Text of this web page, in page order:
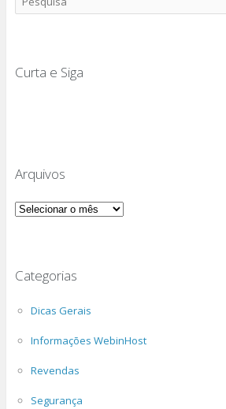
Curta e Siga
Arquivos
Arquivos
Categorias
Dicas Gerais
Informações WebinHost
Revendas
Segurança